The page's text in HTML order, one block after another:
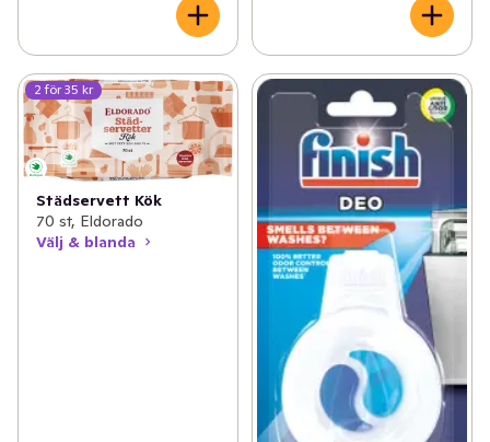
2 för 35 kr
Städservett Kök
70 st, Eldorado
Välj & blanda